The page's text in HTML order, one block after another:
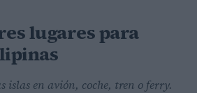
lugares para
islas en avión, coche, tren o ferry.